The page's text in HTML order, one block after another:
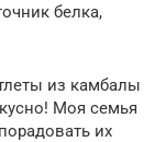
белка,
из камбалы
Моя семья
их